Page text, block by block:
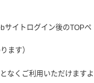
サイトログイン後のTOPペ
ます）
なくご利用いただけますよ